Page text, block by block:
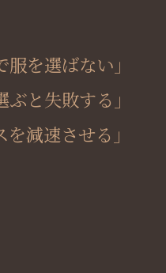
服を選ばない」
ぶと失敗する」
減速させる」